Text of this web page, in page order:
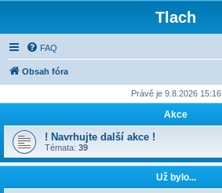
Tlach
FAQ
Obsah fóra
Právě je 9.8.2026 15:16
Akce
! Navrhujte další akce !
Témata: 39
Už bylo...